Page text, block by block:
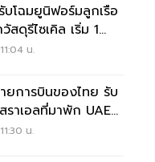
บโฉมยูนิฟอร์มลูกเรือ
สดุรีไซเคิล เริ่ม 1
น.
ยการบินของไทย รับ
ราเอลที่มาพัก UAE
น.